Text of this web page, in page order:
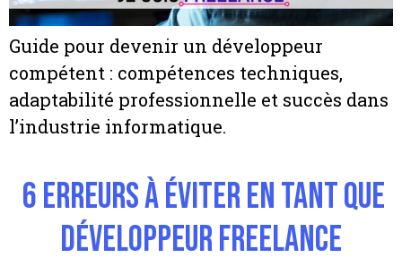
Guide pour devenir un développeur
compétent : compétences techniques,
adaptabilité professionnelle et succès dans
l’industrie informatique.
6 erreurs à éviter en tant que
développeur freelance